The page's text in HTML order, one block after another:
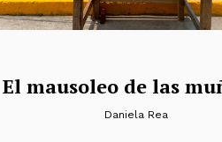
El mausoleo de las
Daniela Rea